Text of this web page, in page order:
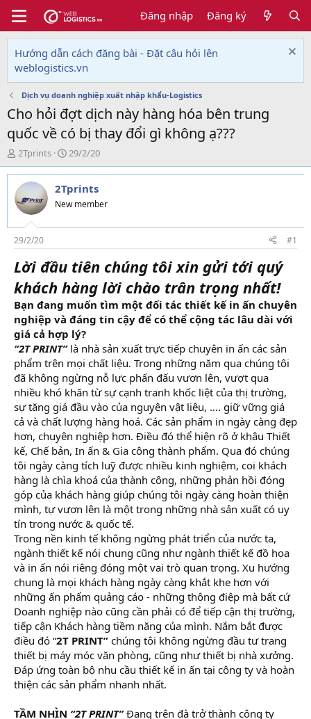
Đăng nhập Đăng ký
Hướng dẫn cách đăng bài - Đặt câu hỏi lên
weblogistics.vn
Dịch vụ doanh nghiệp xuất nhập khẩu-Logistics
Cho hỏi đợt dịch này hàng hóa bên trung
quốc về có bị thay đổi gì không ạ???
T
h
r
e
a
d
s
t
a
r
e
r
2Tprints
N
g
à
y
g
i
29/2/20
2Tprints
New member
29/2/20 #1
Lời đầu tiên chúng tôi xin gửi tới quý
khách hàng lời chào trân trọng nhất!
Bạn đang muốn tìm một đối tác thiết kế in ấn chuyên
nghiệp và đáng tin cậy để có thể cộng tác lâu dài với
giá cả hợp lý?
“2T PRINT” là nhà sản xuất trực tiếp chuyên in ấn các sản
phẩm trên mọi chất liệu. Trong những năm qua chúng tôi
đã không ngừng nỗ lực phấn đấu vươn lên, vượt qua
nhiều khó khăn từ sự cạnh tranh khốc liệt của thị trường,
sự tăng giá đầu vào của nguyên vật liệu, …. giữ vững giá
cả và chất lượng hàng hoá. Các sản phẩm in ngày càng đẹp
hơn, chuyên nghiệp hơn. Điều đó thể hiện rõ ở khâu Thiết
kế, Chế bản, In ấn & Gia công thành phẩm. Qua đó chúng
tôi ngày càng tích luỹ được nhiều kinh nghiệm, coi khách
hàng là chìa khoá của thành công, những phản hồi đóng
góp của khách hàng giúp chúng tôi ngày càng hoàn thiện
mình, tự vươn lên là một trong những nhà sản xuất có uy
tín trong nước & quốc tế.
Trong nền kinh tế không ngừng phát triển của nước ta,
ngành thiết kế nói chung cũng như ngành thiết kế đồ họa
và in ấn nói riêng đóng một vai trò quan trọng. Xu hướng
chung là mọi khách hàng ngày càng khắt khe hơn với
những ấn phẩm quảng cáo - những thông điệp mà bất cứ
Doanh nghiệp nào cũng cần phải có để tiếp cận thị trường,
tiếp cận Khách hàng tiềm năng của mình. Nắm bắt được
điều đó “2T PRINT” chúng tôi không ngừng đầu tư trang
thiết bị máy móc văn phòng, cũng như thiết bị nhà xưởng.
Đáp ứng toàn bộ nhu cầu thiết kế in ấn tại công ty và hoàn
thiện các sản phẩm nhanh nhất.
TẦM NHÌN “2T PRINT”Đang trên đà trở thành công ty